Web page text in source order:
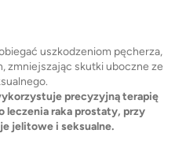
uszkodzeniom pęcherza,
zmniejszając skutki uboczne ze
precyzyjną terapię
leczenia raka prostaty, przy
jelitowe i seksualne.